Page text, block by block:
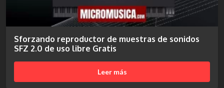
Sforzando reproductor de muestras de sonidos
SFZ 2.0 de uso libre Gratis
Leer más